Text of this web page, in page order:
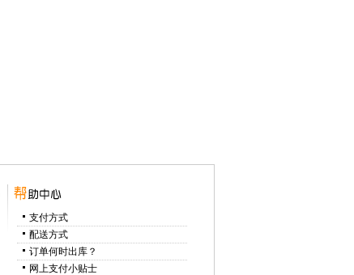
支付方式
配送方式
订单何时出库？
网上支付小贴士